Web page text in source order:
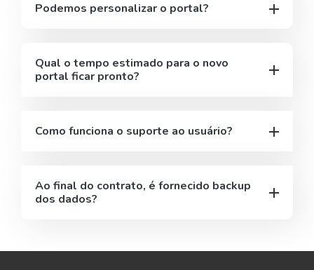
Podemos personalizar o portal?
Qual o tempo estimado para o novo
portal ficar pronto?
Como funciona o suporte ao usuário?
Ao final do contrato, é fornecido backup
dos dados?